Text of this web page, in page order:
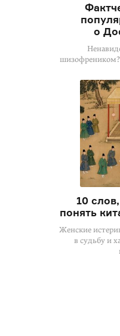
о
10
понять
Женские
в судьбу и